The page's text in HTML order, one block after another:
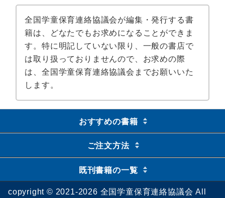
全国学童保育連絡協議会が編集・発行する書
籍は、どなたでもお求めになることができま
す。特に明記していない限り、一般の書店で
は取り扱っておりませんので、お求めの際
は、全国学童保育連絡協議会までお願いいた
します。
おすすめの書籍
ご注文方法
既刊書籍の一覧
copyright © 2021-2026 全国学童保育連絡協議会 All